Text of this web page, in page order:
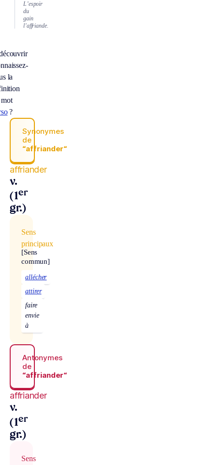
L’espoir
du
gain
l’affriande.
la
?
Synonymes
de
“affriander“
affriander
v.
(1er
gr.)
Sens
principaux
[Sens
commun]
allécher
attirer
faire
envie
à
Antonymes
de
“affriander“
affriander
v.
(1er
gr.)
Sens